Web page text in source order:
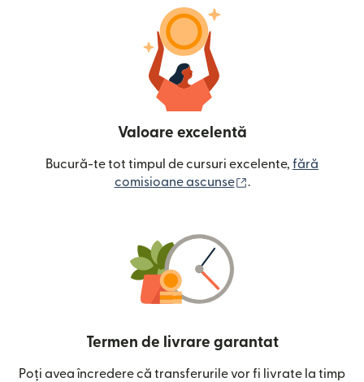
Valoare excelentă
Bucură-te tot timpul de cursuri excelente, fără
comisioane ascunse
.
Termen de livrare garantat
Poți avea încredere că transferurile vor fi livrate la timp